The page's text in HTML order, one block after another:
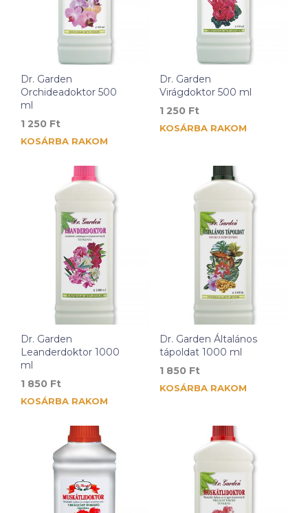
Dr. Garden
Orchideadoktor 500
ml
1 250 Ft
KOSÁRBA RAKOM
Dr. Garden
Virágdoktor 500 ml
1 250 Ft
KOSÁRBA RAKOM
Dr. Garden
Leanderdoktor 1000
ml
1 850 Ft
KOSÁRBA RAKOM
Dr. Garden Általános
tápoldat 1000 ml
1 850 Ft
KOSÁRBA RAKOM